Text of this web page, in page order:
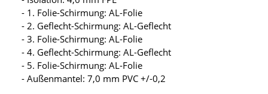
- 1. Folie-Schirmung: AL-Folie
- 2. Geflecht-Schirmung: AL-Geflecht
- 3. Folie-Schirmung: AL-Folie
- 4. Geflecht-Schirmung: AL-Geflecht
- 5. Folie-Schirmung: AL-Folie
- Außenmantel: 7,0 mm PVC +/-0,2